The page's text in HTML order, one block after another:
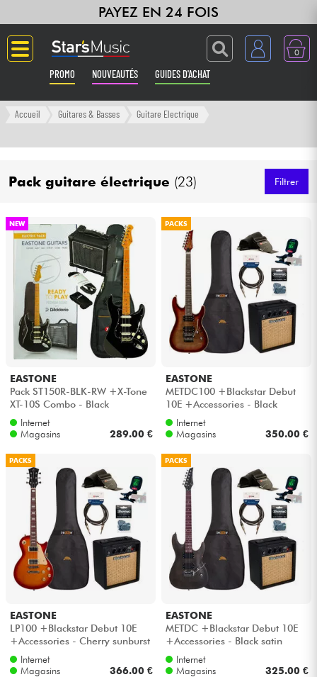
PAYEZ EN 24 FOIS
0
PROMO NOUVEAUTÉS GUIDES D'ACHAT
Langue
Amplis & Effets
Synthés & Sampleurs
Home Studio
Casques
DJ
Eclairage
Batteries & Percu
Vents
Violons & Quatuor
Eveil Musical
Câbles & Access.
Accueil Guitares & Basses Guitare Electrique
Pack guitare électrique (23) Filtrer
NEW
EASTONE
Pack ST150R-BLK-RW +X-Tone
XT-10S Combo - Black
Internet
Magasins
289.00 €
PACKS
EASTONE
METDC100 +Blackstar Debut
10E +Accessories - Black
flamesInternet
Magasins
350.00 €
PACKS
EASTONE
LP100 +Blackstar Debut 10E
+Accessories - Cherry sunburst
Internet
Magasins
366.00 €
PACKS
EASTONE
METDC +Blackstar Debut 10E
+Accessories - Black satin
Internet
Magasins
325.00 €